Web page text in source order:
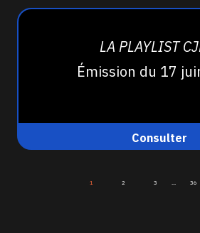
LA PLAYLIST
Émission du 17
Consulter
1 2 3 ... 36